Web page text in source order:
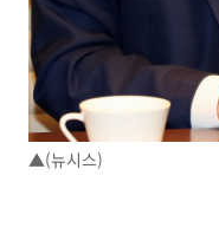
▲(뉴시스)